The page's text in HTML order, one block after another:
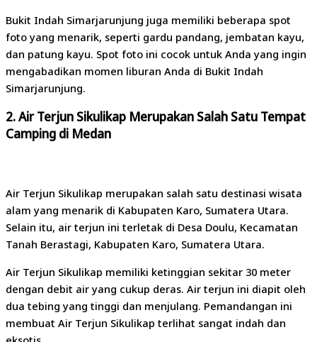
Bukit Indah Simarjarunjung juga memiliki beberapa spot
foto yang menarik, seperti gardu pandang, jembatan kayu,
dan patung kayu. Spot foto ini cocok untuk Anda yang ingin
mengabadikan momen liburan Anda di Bukit Indah
Simarjarunjung.
2. Air Terjun Sikulikap Merupakan Salah Satu Tempat
Camping di Medan
Air Terjun Sikulikap merupakan salah satu destinasi wisata
alam yang menarik di Kabupaten Karo, Sumatera Utara.
Selain itu, air terjun ini terletak di Desa Doulu, Kecamatan
Tanah Berastagi, Kabupaten Karo, Sumatera Utara.
Air Terjun Sikulikap memiliki ketinggian sekitar 30 meter
dengan debit air yang cukup deras. Air terjun ini diapit oleh
dua tebing yang tinggi dan menjulang. Pemandangan ini
membuat Air Terjun Sikulikap terlihat sangat indah dan